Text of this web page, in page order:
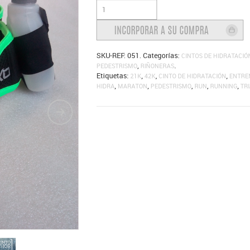
SKU-REF: 051 . Categorías: CINTOS DE
PEDESTRISMO, RIÑONERAS.
Etiquetas: 21K,42K, CINTO DE HIDRATACIÓN,
HIDRA, MARATON, PEDESTRISMO, RUN, RUNNING,